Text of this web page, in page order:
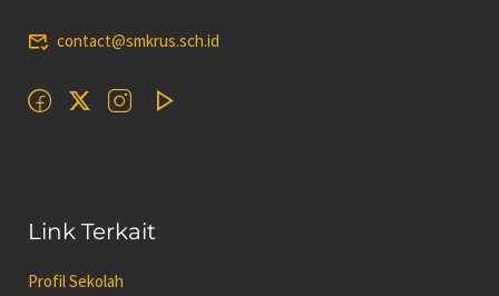
contact@smkrus.sch.id
Link Terkait
Profil Sekolah